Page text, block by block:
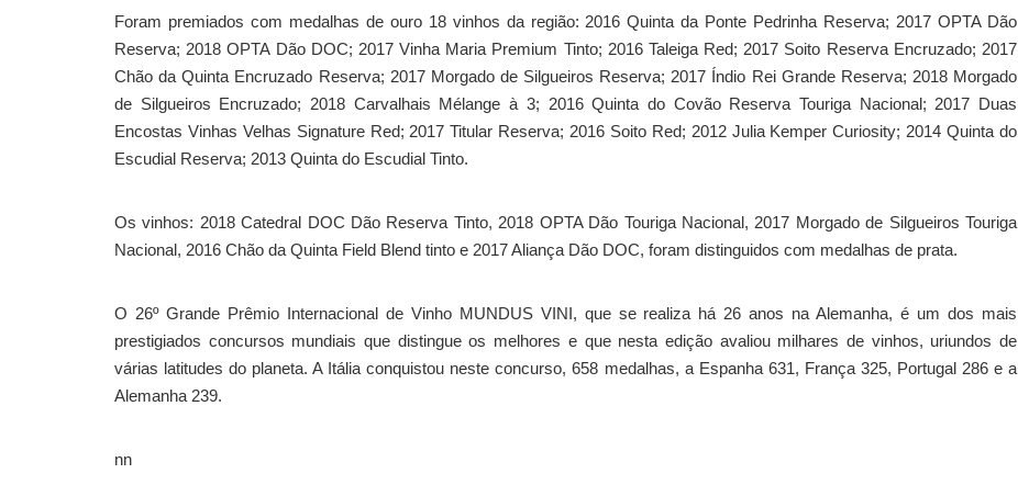
Foram premiados com medalhas de ouro 18 vinhos da região: 2016 Quinta da Ponte Pedrinha Reserva; 2017 OPTA Dão
Reserva; 2018 OPTA Dão DOC; 2017 Vinha Maria Premium Tinto; 2016 Taleiga Red; 2017 Soito Reserva Encruzado; 2017
Chão da Quinta Encruzado Reserva; 2017 Morgado de Silgueiros Reserva; 2017 Índio Rei Grande Reserva; 2018 Morgado
de Silgueiros Encruzado; 2018 Carvalhais Mélange à 3; 2016 Quinta do Covão Reserva Touriga Nacional; 2017 Duas
Encostas Vinhas Velhas Signature Red; 2017 Titular Reserva; 2016 Soito Red; 2012 Julia Kemper Curiosity; 2014 Quinta do
Escudial Reserva; 2013 Quinta do Escudial Tinto.
Os vinhos: 2018 Catedral DOC Dão Reserva Tinto, 2018 OPTA Dão Touriga Nacional, 2017 Morgado de Silgueiros Touriga
Nacional, 2016 Chão da Quinta Field Blend tinto e 2017 Aliança Dão DOC, foram distinguidos com medalhas de prata.
O 26º Grande Prêmio Internacional de Vinho MUNDUS VINI, que se realiza há 26 anos na Alemanha, é um dos mais
prestigiados concursos mundiais que distingue os melhores e que nesta edição avaliou milhares de vinhos, uriundos de
várias latitudes do planeta. A Itália conquistou neste concurso, 658 medalhas, a Espanha 631, França 325, Portugal 286 e a
Alemanha 239.
nn